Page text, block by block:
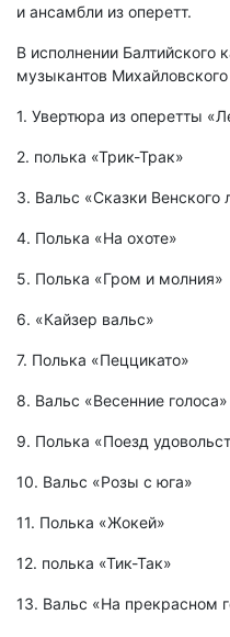
и ансамбли из оперетт.
В исполнении Балтийского
музыкантов Михайловского
1. Увертюра из оперетты
2. полька «Трик-Трак»
3. Вальс «Сказки Венского
4. Полька «На охоте»
5. Полька «Гром и молния»
6. «Кайзер вальс»
7. Полька «Пеццикато»
8. Вальс «Весенние голоса»
9. Полька «Поезд
10. Вальс «Розы с юга»
11. Полька «Жокей»
12. полька «Тик-Так»
13. Вальс «На прекрасном